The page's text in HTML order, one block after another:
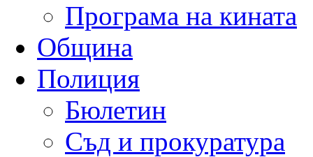
Програма на кината
Община
Полиция
Бюлетин
Съд и прокуратура